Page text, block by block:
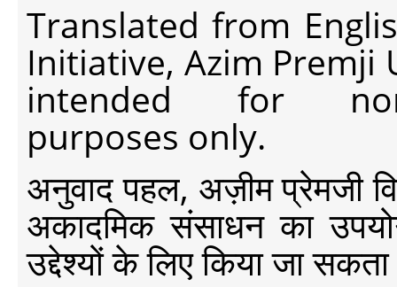
Translated from
Initiative, Azim Premji
intended for non-
purposes only.
अनुवाद पहल, अज़ीम प्रेमजी
अकादमिक संसाधन का
उद्देश्यों के लिए किया जा